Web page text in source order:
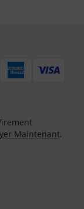
Maintenant,